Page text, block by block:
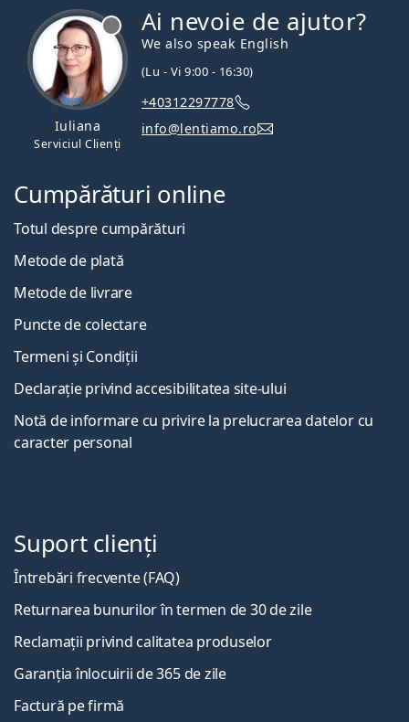
Iuliana
Serviciul Clienți
Ai nevoie de ajutor?
We also speak English
(Lu - Vi 9:00 - 16:30)
+40312297778
info@lentiamo.ro
Cumpărături online
Totul despre cumpărături
Metode de plată
Metode de livrare
Puncte de colectare
Termeni și Condiții
Declarație privind accesibilitatea site-ului
Notă de informare cu privire la prelucrarea datelor cu
caracter personal
Suport clienți
Întrebări frecvente (FAQ)
Returnarea bunurilor în termen de 30 de zile
Reclamații privind calitatea produselor
Garanția înlocuirii de 365 de zile
Factură pe firmă